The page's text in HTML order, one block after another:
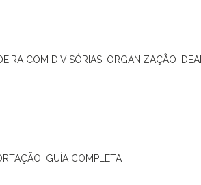
COM DIVISÓRIAS: ORGANIZAÇÃO IDEAL
GUÍA COMPLETA